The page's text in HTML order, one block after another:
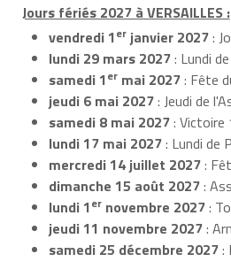
Jours fériés 2027 à VERSAILLES :
vendredi 1er janvier 2027:
lundi 29 mars 2027: Lundi
samedi 1er mai 2027: Fête
jeudi 6 mai 2027: Jeudi de
samedi 8 mai 2027: Victoire
lundi 17 mai 2027: Lundi de
mercredi 14 juillet 2027:
dimanche 15 août 2027:
lundi 1er novembre 2027:
jeudi 11 novembre 2027:
samedi 25 décembre 2027: